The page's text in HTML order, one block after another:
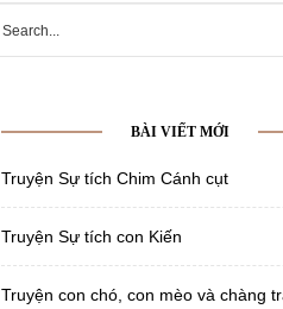
BÀI VIẾT MỚI
Truyện Sự tích Chim Cánh cụt
Truyện Sự tích con Kiến
Truyện con chó, con mèo và chàng